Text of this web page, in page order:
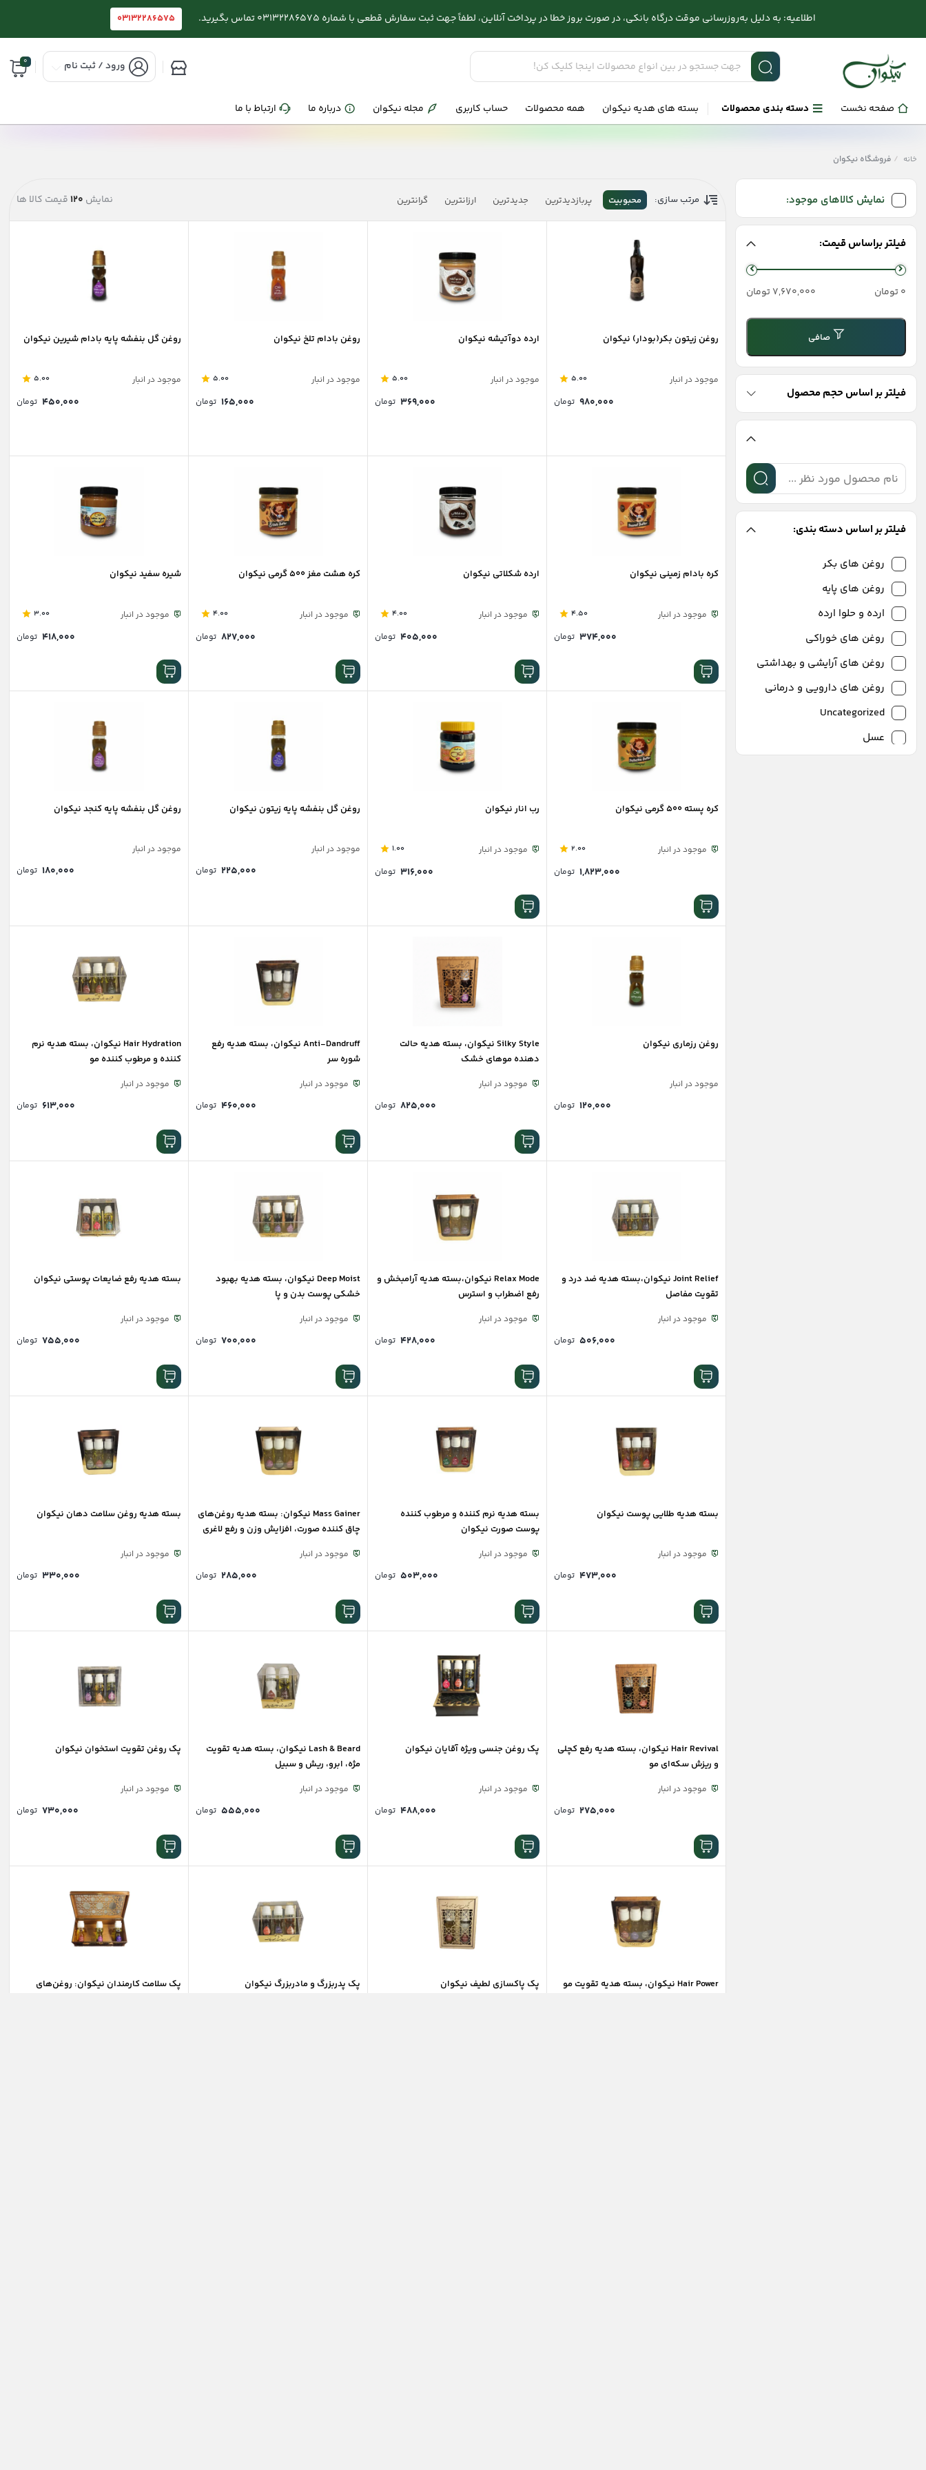
اطلاعیه: به دلیل به‌روزرسانی موقت درگاه بانکی، در صورت بروز خطا در پرداخت آنلاین، لطفاً جهت ثبت سفارش قطعی با شماره 03132286575 تماس بگیرید. 03132286575
ورود / ثبت نام 0
صفحه نخست دسته بندی محصولات بسته های هدیه نیکوان همه محصولات حساب کاربری مجله نیکوان درباره ما ارتباط با ما
خانه / فروشگاه نیکوان
نمایش کالاهای موجود:
فیلتر براساس قیمت:
حداقل
قیمت
حداكثر
قيمت
صافی
0 تومان 7,670,000 تومان
فیلتر بر اساس حجم محصول
فیلتر بر اساس دسته بندی:
روغن های بکر
روغن های پایه
ارده و حلوا ارده
روغن های خوراکی
روغن های آرایشی و بهداشتی
روغن های دارویی و درمانی
Uncategorized
عسل
مرتب سازی: محبوبیت پربازدیدترین جدیدترین ارزانترین گرانترین نمایش 120 قیمت کالا ها
روغن زیتون بکر(بودار) نیکوان
موجود در انبار 5.00
۹۸۰,۰۰۰ تومان
ارده دوآتیشه نیکوان
موجود در انبار 5.00
۳۶۹,۰۰۰ تومان
روغن بادام تلخ نیکوان
موجود در انبار 5.00
۱۶۵,۰۰۰ تومان
روغن گل بنفشه پایه بادام شیرین نیکوان
موجود در انبار 5.00
۴۵۰,۰۰۰ تومان
کره بادام زمینی نیکوان
موجود در انبار 4.50
۳۷۴,۰۰۰ تومان
ارده شکلاتی نیکوان
موجود در انبار 4.00
۴۰۵,۰۰۰ تومان
کره هشت مغز 500 گرمی نیکوان
موجود در انبار 4.00
۸۲۷,۰۰۰ تومان
شیره سفید نیکوان
موجود در انبار 3.00
۴۱۸,۰۰۰ تومان
کره پسته 500 گرمی نیکوان
موجود در انبار 2.00
۱,۸۲۳,۰۰۰ تومان
رب انار نیکوان
موجود در انبار 1.00
۳۱۶,۰۰۰ تومان
روغن گل بنفشه پایه زیتون نیکوان
موجود در انبار
۲۲۵,۰۰۰ تومان
روغن گل بنفشه پایه کنجد نیکوان
موجود در انبار
۱۸۰,۰۰۰ تومان
روغن رزماری نیکوان
موجود در انبار
۱۲۰,۰۰۰ تومان
Silky Style نیکوان، بسته هدیه حالت
دهنده موهای خشک
موجود در انبار
۸۲۵,۰۰۰ تومان
Anti-Dandruff نیکوان، بسته هدیه رفع
شوره سر
موجود در انبار
۴۶۰,۰۰۰ تومان
Hair Hydration نیکوان، بسته هدیه نرم
کننده و مرطوب کننده مو
موجود در انبار
۶۱۳,۰۰۰ تومان
Joint Relief نیکوان،بسته هدیه ضد درد و
تقویت مفاصل
موجود در انبار
۵۰۶,۰۰۰ تومان
Relax Mode نیکوان،بسته هدیه آرامبخش و
رفع اضطراب و استرس
موجود در انبار
۴۲۸,۰۰۰ تومان
Deep Moist نیکوان، بسته هدیه بهبود
خشکی پوست بدن و پا
موجود در انبار
۷۰۰,۰۰۰ تومان
بسته هدیه رفع ضایعات پوستی نیکوان
موجود در انبار
۷۵۵,۰۰۰ تومان
بسته هدیه طلایی پوست نیکوان
موجود در انبار
۴۷۳,۰۰۰ تومان
بسته هدیه نرم کننده و مرطوب کننده
پوست صورت نیکوان
موجود در انبار
۵۰۳,۰۰۰ تومان
Mass Gainer نیکوان: بسته هدیه روغن‌های
چاق کننده صورت، افزایش وزن و رفع لاغری
موجود در انبار
۲۸۵,۰۰۰ تومان
بسته هدیه روغن سلامت دهان نیکوان
موجود در انبار
۳۳۰,۰۰۰ تومان
Hair Revival نیکوان، بسته هدیه رفع کچلی
و ریزش سکه‌ای مو
موجود در انبار
۲۷۵,۰۰۰ تومان
پک روغن جنسی ویژه آقایان نیکوان
موجود در انبار
۴۸۸,۰۰۰ تومان
Lash & Beard نیکوان، بسته هدیه تقویت
مژه، ابرو، ریش و سبیل
موجود در انبار
۵۵۵,۰۰۰ تومان
پک روغن تقویت استخوان نیکوان
موجود در انبار
۷۳۰,۰۰۰ تومان
Hair Power نیکوان، بسته هدیه تقویت مو پک پاکسازی لطیف نیکوان پک پدربزرگ و مادربزرگ نیکوان
پک سلامت کارمندان نیکوان: روغن‌های